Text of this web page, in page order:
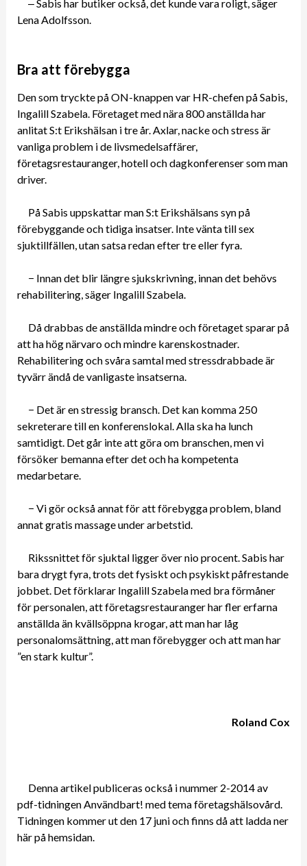
‒ Sabis har butiker också, det kunde vara roligt, säger
Lena Adolfsson.
Bra att förebygga
Den som tryckte på ON-knappen var HR-chefen på Sabis,
Ingalill Szabela. Företaget med nära 800 anställda har
anlitat S:t Erikshälsan i tre år. Axlar, nacke och stress är
vanliga problem i de livsmedelsaffärer,
företagsrestauranger, hotell och dagkonferenser som man
driver.
På Sabis uppskattar man S:t Erikshälsans syn på
förebyggande och tidiga insatser. Inte vänta till sex
sjuktillfällen, utan satsa redan efter tre eller fyra.
− Innan det blir längre sjukskrivning, innan det behövs
rehabilitering, säger Ingalill Szabela.
Då drabbas de anställda mindre och företaget sparar på
att ha hög närvaro och mindre karenskostnader.
Rehabilitering och svåra samtal med stressdrabbade är
tyvärr ändå de vanligaste insatserna.
− Det är en stressig bransch. Det kan komma 250
sekreterare till en konferenslokal. Alla ska ha lunch
samtidigt. Det går inte att göra om branschen, men vi
försöker bemanna efter det och ha kompetenta
medarbetare.
− Vi gör också annat för att förebygga problem, bland
annat gratis massage under arbetstid.
Rikssnittet för sjuktal ligger över nio procent. Sabis har
bara drygt fyra, trots det fysiskt och psykiskt påfrestande
jobbet. Det förklarar Ingalill Szabela med bra förmåner
för personalen, att företagsrestauranger har fler erfarna
anställda än kvällsöppna krogar, att man har låg
personalomsättning, att man förebygger och att man har
”en stark kultur”.
Roland Cox
Denna artikel publiceras också i nummer 2-2014 av
pdf-tidningen Användbart! med tema företagshälsovård.
Tidningen kommer ut den 17 juni och finns då att ladda ner
här på hemsidan.